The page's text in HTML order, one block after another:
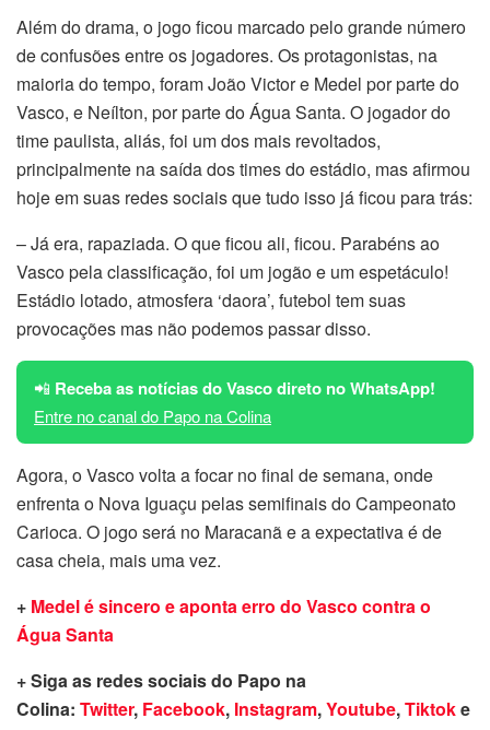
Além do drama, o jogo ficou marcado pelo grande número
de confusões entre os jogadores. Os protagonistas, na
maioria do tempo, foram João Victor e Medel por parte do
Vasco, e Neílton, por parte do Água Santa. O jogador do
time paulista, aliás, foi um dos mais revoltados,
principalmente na saída dos times do estádio, mas afirmou
hoje em suas redes sociais que tudo isso já ficou para trás:
– Já era, rapaziada. O que ficou ali, ficou. Parabéns ao
Vasco pela classificação, foi um jogão e um espetáculo!
Estádio lotado, atmosfera ‘daora’, futebol tem suas
provocações mas não podemos passar disso.
📲 Receba as notícias do Vasco direto no WhatsApp!
Entre no canal do Papo na Colina
Agora, o Vasco volta a focar no final de semana, onde
enfrenta o Nova Iguaçu pelas semifinais do Campeonato
Carioca. O jogo será no Maracanã e a expectativa é de
casa cheia, mais uma vez.
+ Medel é sincero e aponta erro do Vasco contra o
Água Santa
+ Siga as redes sociais do Papo na
Colina: Twitter, Facebook, Instagram,Youtube,Tiktoke